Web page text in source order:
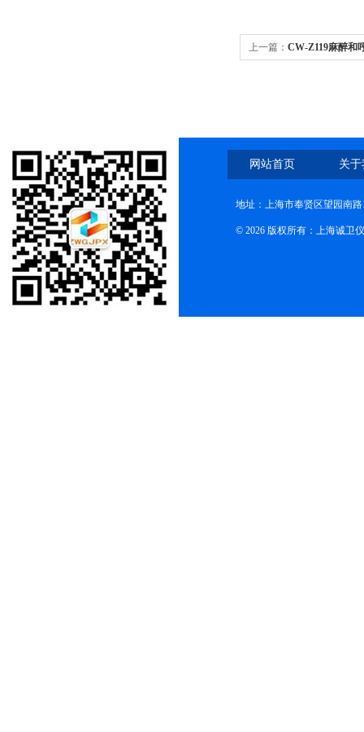
上一篇： CW-Z119麻醉和
网站首页 关
地址：上海市奉贤区望园南路
© 2026 版权所有：上海诚卫